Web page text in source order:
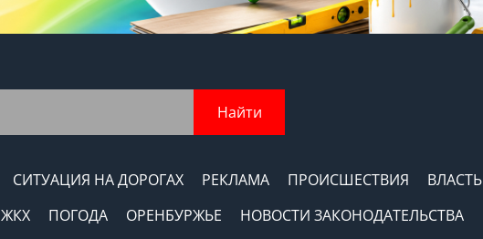
Найти
СИТУАЦИЯ НА ДОРОГАХ РЕКЛАМА ПРОИСШЕСТВИЯ
ВЛАСТЬ
ЖКХ ПОГОДА ОРЕНБУРЖЬЕ
НОВОСТИ ЗАКОНОДАТЕЛЬСТВА